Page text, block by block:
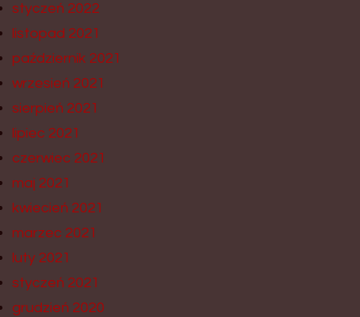
styczeń 2022
listopad 2021
październik 2021
wrzesień 2021
sierpień 2021
lipiec 2021
czerwiec 2021
maj 2021
kwiecień 2021
marzec 2021
luty 2021
styczeń 2021
grudzień 2020